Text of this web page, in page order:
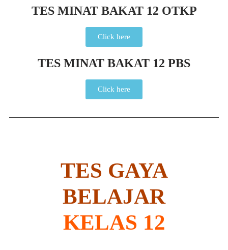
TES MINAT BAKAT 12 OTKP
Click here
TES MINAT BAKAT 12 PBS
Click here
TES GAYA
BELAJAR
KELAS 12